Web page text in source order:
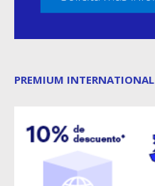
PREMIUM INTERNATIONAL